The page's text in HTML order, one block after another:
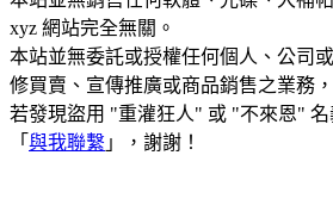
xyz 網站完全無關。
本站並無委託或授權任何個人、公司
修買賣、宣傳推廣或商品銷售之業務，
若發現盜用 "重灌狂人" 或 "不來恩"
「 與我聯繫 」，謝謝！